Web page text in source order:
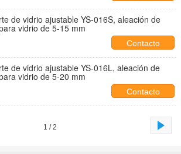
de vidrio ajustable YS-016S, aleación de
vidrio de 5-15 mm
Contacto
de vidrio ajustable YS-016L, aleación de
vidrio de 5-20 mm
Contacto
1 / 2